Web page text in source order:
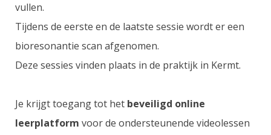
vullen.
Tijdens de eerste en de laatste sessie wordt er een
bioresonantie scan afgenomen.
Deze sessies vinden plaats in de praktijk in Kermt.
Je krijgt toegang tot het beveiligd online
leerplatform voor de ondersteunende videolessen